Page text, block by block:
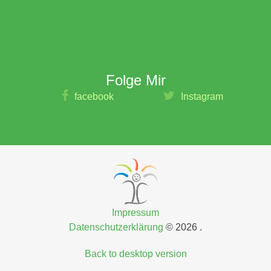
Folge Mir
facebook Instagram
Impressum
Datenschutzerklärung © 2026
Back to desktop version